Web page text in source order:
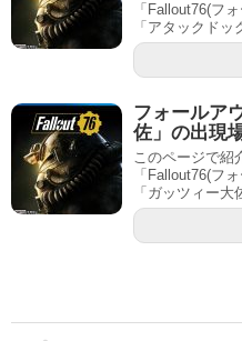
「Fallout76(フ
「アタックド
フォールア
佐」の出現
このページで紹
「Fallout76(フ
「ガッツィー